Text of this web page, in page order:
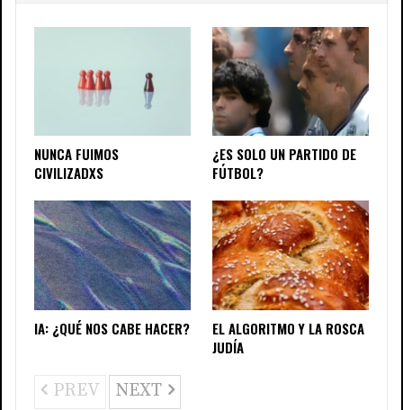
NUNCA FUIMOS
CIVILIZADXS
¿ES SOLO UN PARTIDO DE
FÚTBOL?
IA: ¿QUÉ NOS CABE HACER?
EL ALGORITMO Y LA ROSCA
JUDÍA
PREV NEXT